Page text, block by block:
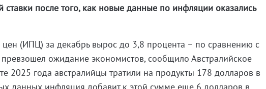
после того, как новые данные по инфляции оказались
цен (ИПЦ) за декабрь вырос до 3,8 процента – по сравнению с
ожидание экономистов, сообщило Австралийское
2025 года австралийцы тратили на продукты 178 долларов в